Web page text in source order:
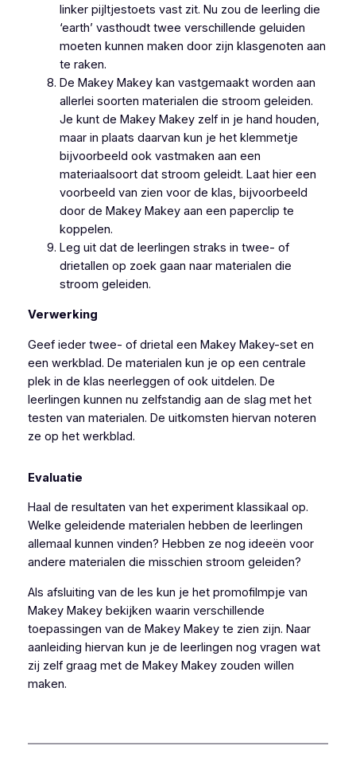
linker pijltjestoets vast zit. Nu zou de leerling die
‘earth’ vasthoudt twee verschillende geluiden
moeten kunnen maken door zijn klasgenoten aan
te raken.
De Makey Makey kan vastgemaakt worden aan
allerlei soorten materialen die stroom geleiden.
Je kunt de Makey Makey zelf in je hand houden,
maar in plaats daarvan kun je het klemmetje
bijvoorbeeld ook vastmaken aan een
materiaalsoort dat stroom geleidt. Laat hier een
voorbeeld van zien voor de klas, bijvoorbeeld
door de Makey Makey aan een paperclip te
koppelen.
Leg uit dat de leerlingen straks in twee- of
drietallen op zoek gaan naar materialen die
stroom geleiden.
Verwerking
Geef ieder twee- of drietal een Makey Makey-set en
een werkblad. De materialen kun je op een centrale
plek in de klas neerleggen of ook uitdelen. De
leerlingen kunnen nu zelfstandig aan de slag met het
testen van materialen. De uitkomsten hiervan noteren
ze op het werkblad.
Evaluatie
Haal de resultaten van het experiment klassikaal op.
Welke geleidende materialen hebben de leerlingen
allemaal kunnen vinden? Hebben ze nog ideeën voor
andere materialen die misschien stroom geleiden?
Als afsluiting van de les kun je het promofilmpje van
Makey Makey bekijken waarin verschillende
toepassingen van de Makey Makey te zien zijn. Naar
aanleiding hiervan kun je de leerlingen nog vragen wat
zij zelf graag met de Makey Makey zouden willen
maken.